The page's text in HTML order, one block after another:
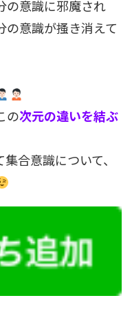
の意識に邪魔され
の意識が搔き消えて
の次元の違いを結ぶ
合意識について、